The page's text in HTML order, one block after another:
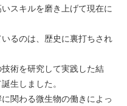
スキルを磨き上げて現在に
るのは、歴史に裏打ちされ
術を研究して実践した結
生しました。
関わる微生物の働きによっ